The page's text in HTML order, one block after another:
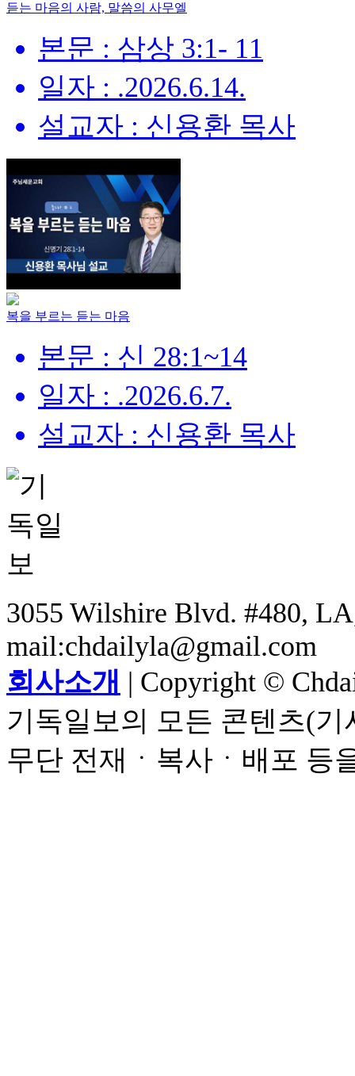
듣는 마음의 사람, 말씀의 사무엘
본문 : 삼상 3:1- 11
일자 : .2026.6.14.
설교자 : 신용환 목사
복을 부르는 듣는 마음
본문 : 신 28:1~14
일자 : .2026.6.7.
설교자 : 신용환 목사
3055 Wilshire Blvd. #480,
mail:chdailyla@gmail.com
회사소개 | Copyright ©
기독일보의 모든 콘텐츠(
무단 전재ㆍ복사ㆍ배포 등